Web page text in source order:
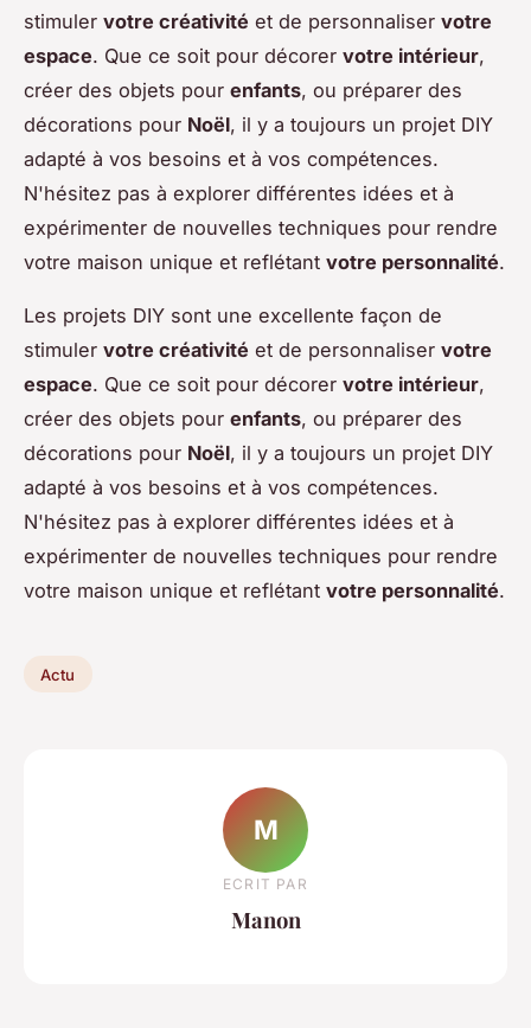
stimuler votre créativité et de personnaliser votre
espace. Que ce soit pour décorer votre intérieur,
créer des objets pour enfants, ou préparer des
décorations pour Noël, il y a toujours un projet DIY
adapté à vos besoins et à vos compétences.
N'hésitez pas à explorer différentes idées et à
expérimenter de nouvelles techniques pour rendre
votre maison unique et reflétant votre personnalité.
Les projets DIY sont une excellente façon de
stimuler votre créativité et de personnaliser votre
espace. Que ce soit pour décorer votre intérieur,
créer des objets pour enfants, ou préparer des
décorations pour Noël, il y a toujours un projet DIY
adapté à vos besoins et à vos compétences.
N'hésitez pas à explorer différentes idées et à
expérimenter de nouvelles techniques pour rendre
votre maison unique et reflétant votre personnalité.
Actu
M
ECRIT PAR
Manon